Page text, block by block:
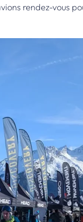
rendez-vous